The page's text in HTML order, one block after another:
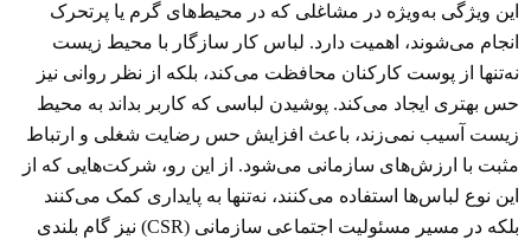
این ویژگی به‌ویژه در مشاغلی که در محیط‌های گرم یا پرتحرک
انجام می‌شوند، اهمیت دارد. لباس کار سازگار با محیط زیست
نه‌تنها از پوست کارکنان محافظت می‌کند، بلکه از نظر روانی نیز
حس بهتری ایجاد می‌کند. پوشیدن لباسی که کاربر بداند به محیط
زیست آسیب نمی‌زند، باعث افزایش حس رضایت شغلی و ارتباط
مثبت با ارزش‌های سازمانی می‌شود. از این رو، شرکت‌هایی که از
این نوع لباس‌ها استفاده می‌کنند، نه‌تنها به پایداری کمک می‌کنند
بلکه در مسیر مسئولیت اجتماعی سازمانی (CSR) نیز گام بلندی